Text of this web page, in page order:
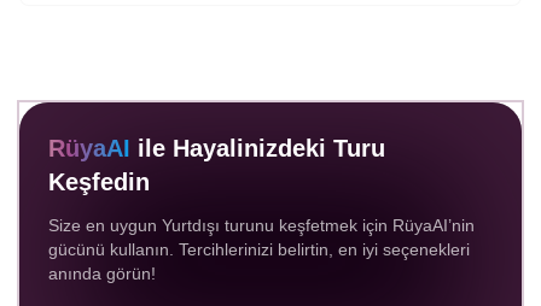
RüyaAI ile Hayalinizdeki Turu
Keşfedin
Size en uygun Yurtdışı turunu keşfetmek için RüyaAI’nin
gücünü kullanın. Tercihlerinizi belirtin, en iyi seçenekleri
anında görün!